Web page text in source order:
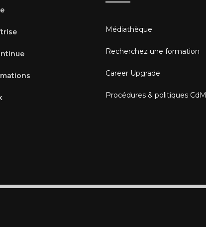
Médiathèque
Recherchez une formation
Career Upgrade
Procédures & politiques CdM